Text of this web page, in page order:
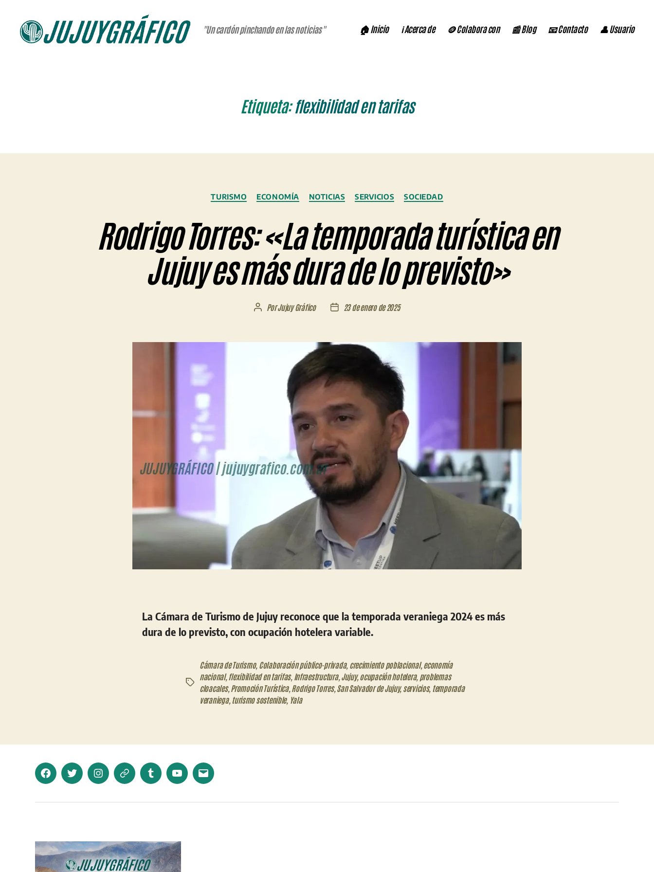
"Un cardón pinchando en las noticias" 🏠 Inicio ℹ️ Acerca de 🪙 Colabora con 📰 Blog 📧 Contacto 👤 Usuario
Etiqueta: flexibilidad en tarifas
Categorías
TURISMO ECONOMÍA NOTICIAS SERVICIOS SOCIEDAD
Rodrigo Torres: «La temporada turística en
Jujuy es más dura de lo previsto»
Autor
entrada
PorJujuy Gráfico
Fecha
entrada
23 de enero de 2025
La Cámara de Turismo de Jujuy reconoce que la temporada veraniega 2024 es más
dura de lo previsto, con ocupación hotelera variable.
Etiquetas
Cámara de Turismo, Colaboración público-privada, crecimiento poblacional, economía
nacional, flexibilidad en tarifas, Infraestructura, Jujuy,ocupación hotelera, problemas
cloacales, Promoción Turística, Rodrigo Torres, San Salvador de Jujuy,servicios, temporada
veraniega, turismo sostenible, Yala
FacebookTwitter InstagramTelegramTumblr YouTubeCorreo